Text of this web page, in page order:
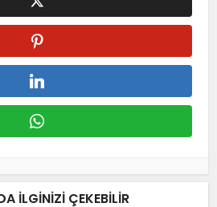
ILGINIZI ÇEKEBILIR